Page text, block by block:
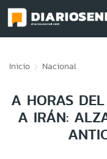
Inicio Nacional
A HORAS
A IRÁN: